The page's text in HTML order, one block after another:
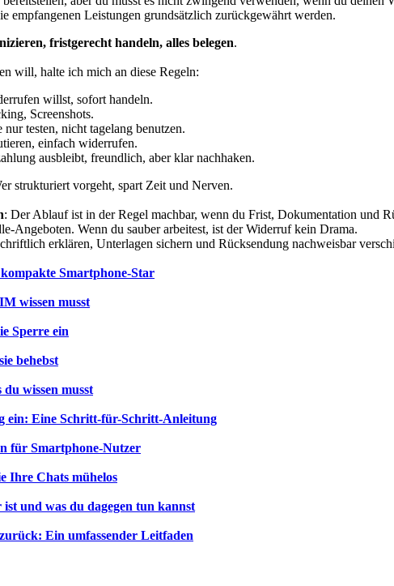
empfangenen Leistungen grundsätzlich zurückgewährt werden.
fristgerecht handeln, alles belegen.
will, halte ich mich an diese Regeln:
willst, sofort handeln.
Screenshots.
nur testen, nicht tagelang benutzen.
einfach widerrufen.
ausbleibt, freundlich, aber klar nachhaken.
strukturiert vorgeht, spart Zeit und Nerven.
: Der Ablauf ist in der Regel machbar, wenn du Frist, Dokumentation und
Angeboten. Wenn du sauber arbeitest, ist der Widerruf kein Drama.
erklären, Unterlagen sichern und Rücksendung nachweisbar
Smartphone-Star
wissen musst
Sperre ein
behebst
wissen musst
ein: Eine Schritt-für-Schritt-Anleitung
für Smartphone-Nutzer
Ihre Chats mühelos
und was du dagegen tun kannst
Ein umfassender Leitfaden